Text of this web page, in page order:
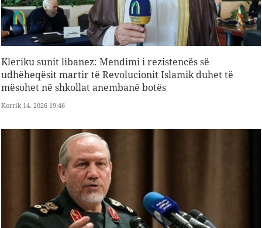
Kleriku sunit libanez: Mendimi i rezistencës së
udhëheqësit martir të Revolucionit Islamik duhet të
mësohet në shkollat ​​anembanë botës
Korrik 14, 2026 19:46